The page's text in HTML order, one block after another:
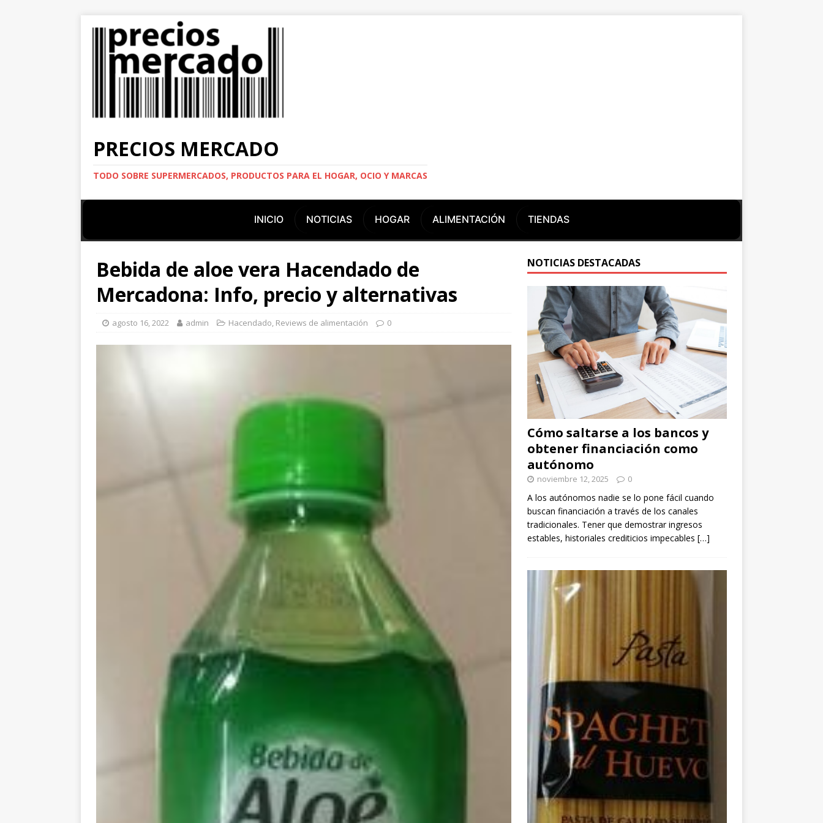
PRECIOS MERCADO
TODO SOBRE SUPERMERCADOS, PRODUCTOS PARA EL HOGAR, OCIO Y MARCAS
INICIO NOTICIAS HOGAR ALIMENTACIÓN TIENDAS
Bebida de aloe vera Hacendado de
Mercadona: Info, precio y alternativas
agosto 16, 2022 admin Hacendado, Reviews de alimentación 0
NOTICIAS DESTACADAS
Cómo saltarse a los bancos y
obtener financiación como
autónomo
noviembre 12, 2025 0
A los autónomos nadie se lo pone fácil cuando
buscan financiación a través de los canales
tradicionales. Tener que demostrar ingresos
estables, historiales crediticios impecables […]